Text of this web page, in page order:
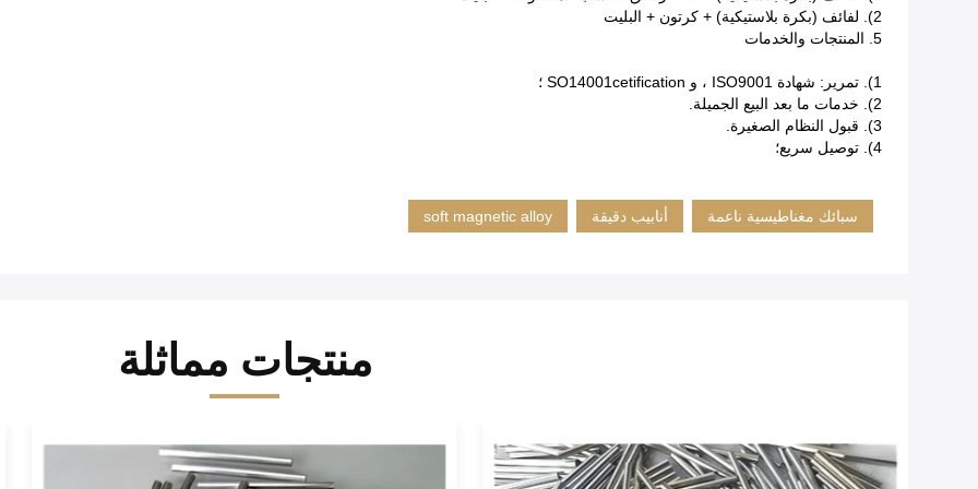
2).
لفائف (بكرة بلاستيكية) + كرتون + البليت
5. المنتجات والخدمات
1).
تمرير: شهادة ISO9001 ، و SO14001cetification ؛
2).
خدمات ما بعد البيع الجميلة.
3).
قبول النظام الصغيرة.
4).
توصيل سريع؛
سبائك مغناطيسية ناعمة أنابيب دقيقة soft magnetic alloy
منتجات مماثلة